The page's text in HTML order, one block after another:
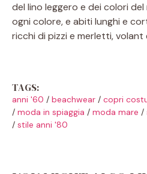
del lino leggero e dei colori
ogni colore, e abiti lunghi e
ricchi di pizzi e merletti,
TAGS:
anni '60 / beachwear / copri
/ moda in spiaggia / moda mare /
/ stile anni '80